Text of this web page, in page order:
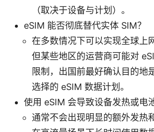
（取决于设备与计划）。
eSIM 能否彻底替代实体 SIM？
在多数情况下可以实现全球上
但某些地区的运营商可能对
限制，出国前最好确认目的地
选择的 eSIM 数据计划。
使用 eSIM 会导致设备发热或电
通常不会出现明显的额外发热